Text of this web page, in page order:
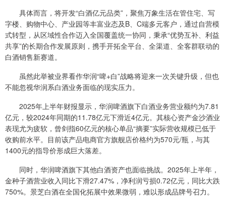
具体而言，将开发“白酒亿元品类”，聚焦万象生活在管住宅、写
字楼、购物中心、产业园等丰富业态及B、C端多元客户，通过自营模
式转型，从区域性合作迈入全国覆盖统一协同，秉承“优势互补、利益
共享”的长期合作发展原则，携手开拓全平台、全渠道、全客群联动的
白酒销售新赛道。
虽然此举被业界看作华润“啤+白”战略将迎来一次关键升级，但也
不能忽视华润系白酒业务面临的现实压力。
2025年上半年财报显示，华润啤酒旗下白酒业务营业额约为7.81
亿元，较2024年同期的11.78亿元下滑近4亿元。其核心资产金沙酒业
表现尤为疲软，曾剑指60亿元的核心单品“摘要”实际营收规模已低于
收购前水平。目前该产品电商官方旗舰店价格约为570元/瓶，与其
1400元的指导价形成巨大落差。
同时，华润啤酒旗下其他白酒资产也面临挑战。2025年上半年，
金种子酒营业收入同比下滑27.47%，净利润亏损0.72亿元，同比大跌
750%。景芝白酒在全国化拓展中效果微弱，难以形成品牌号召力。